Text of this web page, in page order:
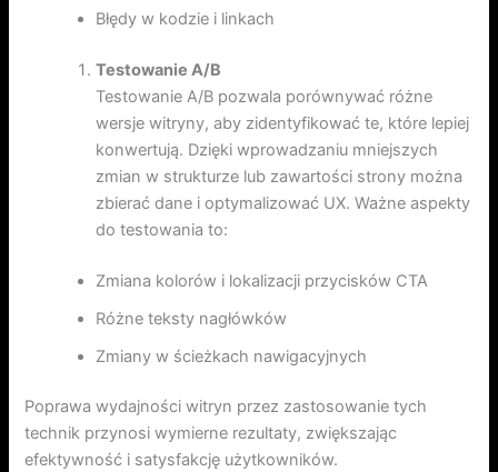
Błędy w kodzie i linkach
Testowanie A/B
Testowanie A/B pozwala porównywać różne
wersje witryny, aby zidentyfikować te, które lepiej
konwertują. Dzięki wprowadzaniu mniejszych
zmian w strukturze lub zawartości strony można
zbierać dane i optymalizować UX. Ważne aspekty
do testowania to:
Zmiana kolorów i lokalizacji przycisków CTA
Różne teksty nagłówków
Zmiany w ścieżkach nawigacyjnych
Poprawa wydajności witryn przez zastosowanie tych
technik przynosi wymierne rezultaty, zwiększając
efektywność i satysfakcję użytkowników.